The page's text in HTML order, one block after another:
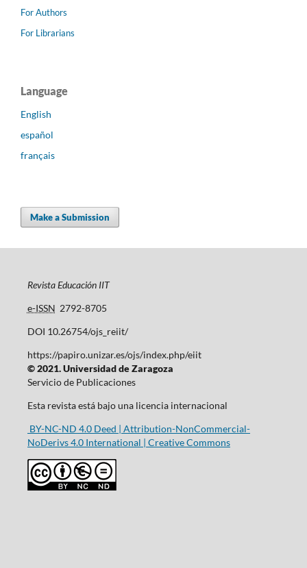
For Authors
For Librarians
Language
English
español
français
Make a Submission
Revista Educación IIT
e-ISSN 2792-8705
DOI 10.26754/ojs_reiit/
https://papiro.unizar.es/ojs/index.php/eiit
© 2021. Universidad de Zaragoza
Servicio de Publicaciones
Esta revista está bajo una licencia internacional
BY-NC-ND 4.0 Deed | Attribution-NonCommercial-
NoDerivs 4.0 International | Creative Commons